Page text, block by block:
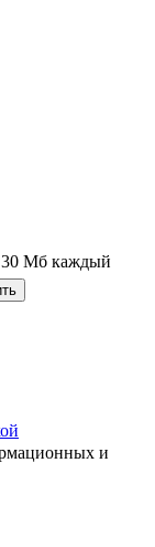
30 Мб каждый
и